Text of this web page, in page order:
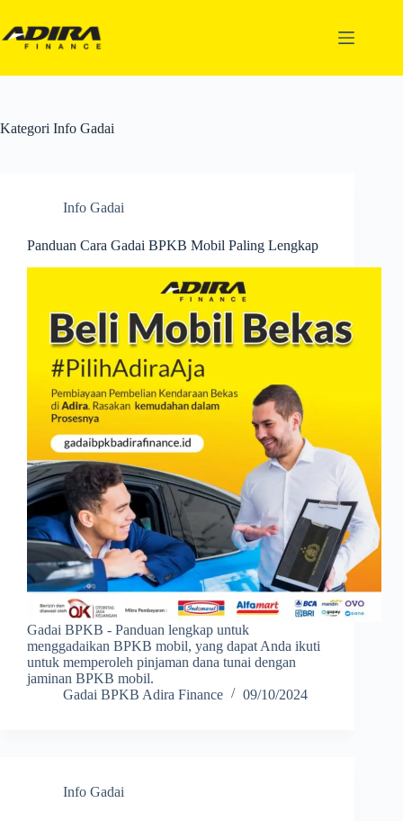
Kategori Info Gadai
Info Gadai
Panduan Cara Gadai BPKB Mobil Paling Lengkap
Gadai BPKB - Panduan lengkap untuk
menggadaikan BPKB mobil, yang dapat Anda ikuti
untuk memperoleh pinjaman dana tunai dengan
jaminan BPKB mobil.
Gadai BPKB Adira Finance
09/10/2024
Info Gadai